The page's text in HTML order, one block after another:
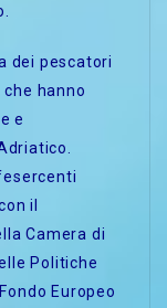
dei pescatori
hanno
e
il
Camera di
Politiche
Europeo